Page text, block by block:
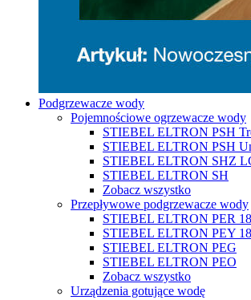
Podgrzewacze wody
Pojemnościowe ogrzewacze wody
STIEBEL ELTRON PSH
STIEBEL ELTRON PSH
STIEBEL ELTRON SHZ
STIEBEL ELTRON SH
Zobacz wszystko
Przepływowe podgrzewacze wody
STIEBEL ELTRON PER
STIEBEL ELTRON PEY
STIEBEL ELTRON PEG
STIEBEL ELTRON PEO
Zobacz wszystko
Urządzenia gotujące wodę